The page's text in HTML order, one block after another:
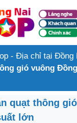
- Địa chỉ tại Đồng
gió vuông
quạt thông
lớn